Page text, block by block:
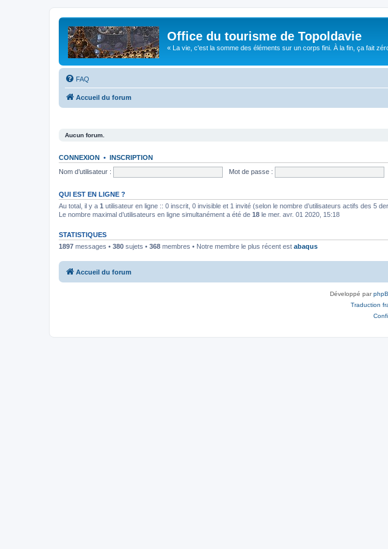
Office du tourisme de Topoldavie
« La vie, c'est la somme des éléments sur un corps fini. À la fin, ça fait
FAQ
Accueil du forum
Aucun forum.
CONNEXION • INSCRIPTION
Nom d’utilisateur :
Mot de passe :
QUI EST EN LIGNE ?
Au total, il y a 1 utilisateur en ligne :: 0 inscrit, 0 invisible et 1 invité (selon le nombre d’utilisateurs actifs des 5
Le nombre maximal d’utilisateurs en ligne simultanément a été de 18 le mer. avr. 01 2020, 15:18
STATISTIQUES
1897 messages • 380 sujets • 368 membres • Notre membre le plus récent est abaqus
Accueil du forum
Développé par
Traduction